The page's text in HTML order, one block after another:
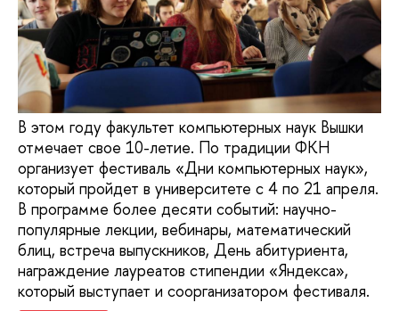
В этом году факультет компьютерных наук Вышки
отмечает свое 10-летие. По традиции ФКН
организует фестиваль «Дни компьютерных наук»,
который пройдет в университете с 4 по 21 апреля.
В программе более десяти событий: научно-
популярные лекции, вебинары, математический
блиц, встреча выпускников, День абитуриента,
награждение лауреатов стипендии «Яндекса»,
который выступает и соорганизатором фестиваля.